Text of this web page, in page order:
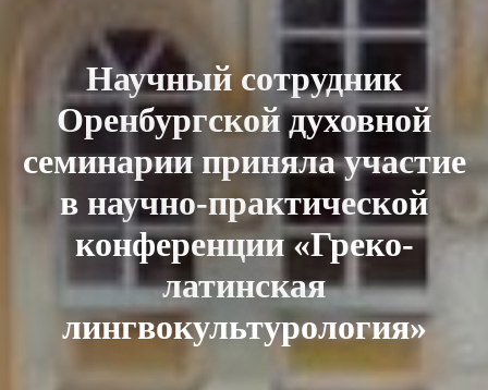
Научный сотрудник
Оренбургской духовной
семинарии приняла участие
в научно-практической
конференции «Греко-
латинская
лингвокультурология»